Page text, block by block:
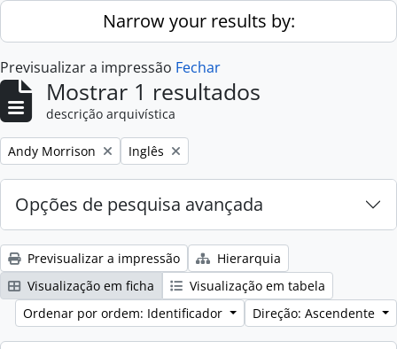
Skip to main contentNarrow your results by:
Previsualizar a impressão Fechar
Mostrar 1 resultados
descrição arquivística
Remove filter:
Andy Morrison Remove filter:
Inglês
Opções de pesquisa avançada
Previsualizar a impressão
Hierarquia
Visualização em ficha
Visualização em tabela
Ordenar por ordem: Identificador
Direção: Ascendente